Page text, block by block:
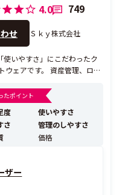
4.0 749
せ Ｓｋｙ株式会社
使いやすさ」にこだわったク
ウェアです。 資産管理、ログ
ィ対策やIT資産管理、PCの運
支援する機能を搭載してい
なオンプ...
たポイント
度
使いやすさ
さ
管理のしやすさ
価格
ザー